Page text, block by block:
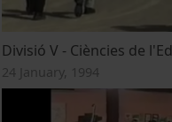
Divisió V - Ciències de
24 January, 1994